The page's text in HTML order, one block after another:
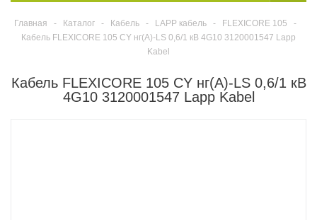
Главная - Каталог - Кабель - LAPP кабель - FLEXICORE 105
-
Кабель FLEXICORE 105 CY нг(А)-LS 0,6/1 кВ 4G10 3120001547 Lapp
Kabel
Кабель FLEXICORE 105 CY нг(А)-LS 0,6/1 кВ
4G10 3120001547 Lapp Kabel